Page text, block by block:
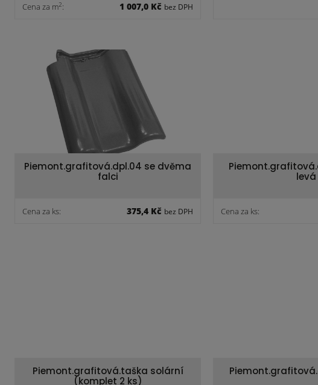
Cena za m2: 1 007,0 Kč bez DPH
Piemont.grafitová.dpl.04 se dvěma
falci
Cena za ks: 375,4 Kč bez DPH
levá
Cena za ks:
Piemont.grafitová.taška solární
(komplet 2 ks)